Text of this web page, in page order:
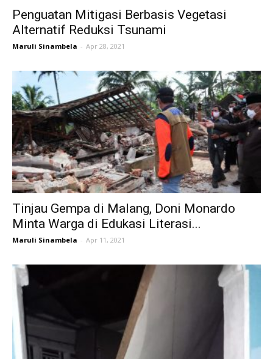
Penguatan Mitigasi Berbasis Vegetasi
Alternatif Reduksi Tsunami
Maruli Sinambela - Apr 28, 2021
Tinjau Gempa di Malang, Doni Monardo
Minta Warga di Edukasi Literasi...
Maruli Sinambela - Apr 11, 2021